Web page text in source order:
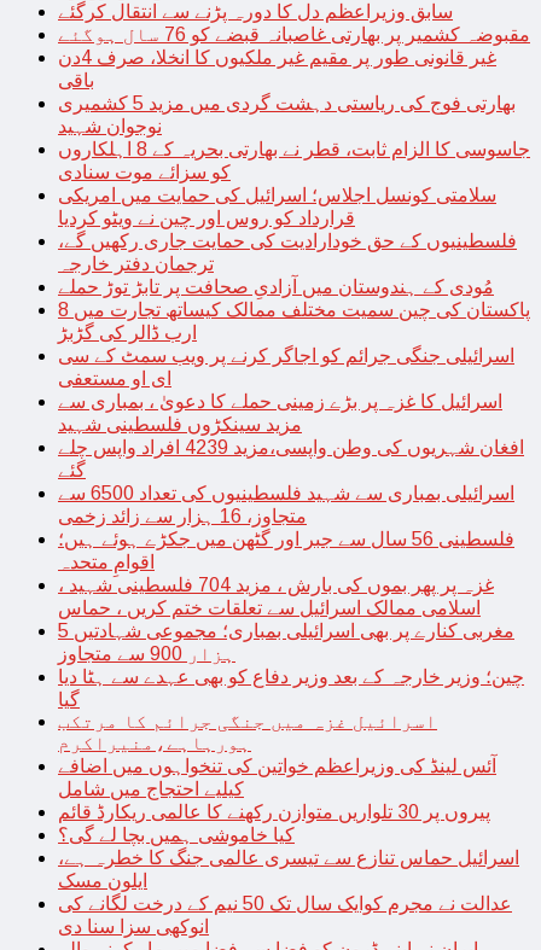
سابق وزیراعظم دل کا دورہ پڑنے سے انتقال کرگئے
مقبوضہ کشمیر پر بھارتی غاصبانہ قبضے کو 76 سال ہوگئے
غیر قانونی طور پر مقیم غیر ملکیوں کا انخلا، صرف 4دن
باقی
بھارتی فوج کی ریاستی دہشت گردی میں مزید 5 کشمیری
نوجوان شہید
جاسوسی کا الزام ثابت، قطر نے بھارتی بحریہ کے 8 اہلکاروں
کو سزائے موت سنادی
سلامتی کونسل اجلاس؛ اسرائیل کی حمایت میں امریکی
قرارداد کو روس اور چین نے ویٹو کردیا
فلسطینیوں کے حق خودارادیت کی حمایت جاری رکھیں گے،
ترجمان دفتر خارجہ
مُودی کے ہندوستان میں آزادیِ صحافت پر تابڑ توڑ حملے
پاکستان کی چین سمیت مختلف ممالک کیساتھ تجارت میں 8
ارب ڈالر کی گڑبڑ
اسرائیلی جنگی جرائم کو اجاگر کرنے پر ویب سمٹ کے سی
ای او مستعفی
اسرائیل کا غزہ پر بڑے زمینی حملے کا دعویٰ ، بمباری سے
مزید سینکڑوں فلسطینی شہید
افغان شہریوں کی وطن واپسی،مزید 4239 افراد واپس چلے
گئے
اسرائیلی بمباری سے شہید فلسطینیوں کی تعداد 6500 سے
متجاوز، 16 ہزار سے زائد زخمی
فلسطینی 56 سال سے جبر اور گٹھن میں جکڑے ہوئے ہیں؛
اقوامِ متحدہ
غزہ پر پھر بموں کی بارش ، مزید 704 فلسطینی شہید ،
اسلامی ممالک اسرائیل سے تعلقات ختم کریں ، حماس
مغربی کنارے پر بھی اسرائیلی بمباری؛ مجموعی شہادتیں 5
ہزار 900 سے متجاوز
چین؛ وزیر خارجہ کے بعد وزیر دفاع کو بھی عہدے سے ہٹا دیا
گیا
اسرائیل غزہ میں جنگی جرائم کا مرتکب
ہورہاہے،منیراکرم
آئس لینڈ کی وزیراعظم خواتین کی تنخواہوں میں اضافے
کیلیے احتجاج میں شامل
پیروں پر 30 تلواریں متوازن رکھنے کا عالمی ریکارڈ قائم
کیا خاموشی ہمیں بچا لے گی؟
اسرائیل حماس تنازع سے تیسری عالمی جنگ کا خطرہ ہے،
ایلون مسک
عدالت نے مجرم کوایک سال تک 50 نیم کے درخت لگانے کی
انوکھی سزا سنا دی